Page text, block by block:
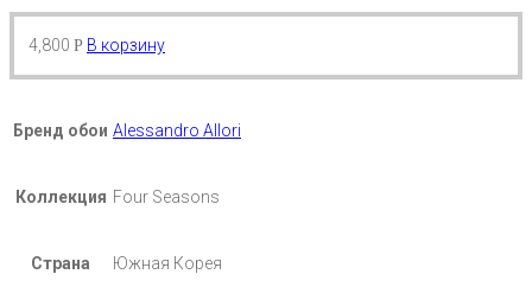
4,800 Р В корзину
Бренд обои Alessandro Allori
Коллекция Four Seasons
Страна Южная Корея